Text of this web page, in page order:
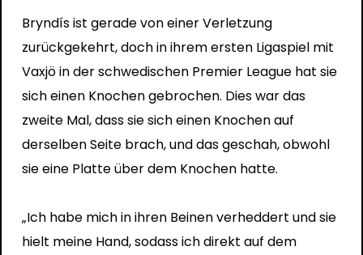
Bryndís ist gerade von einer Verletzung
zurückgekehrt, doch in ihrem ersten Ligaspiel mit
Vaxjö in der schwedischen Premier League hat sie
sich einen Knochen gebrochen. Dies war das
zweite Mal, dass sie sich einen Knochen auf
derselben Seite brach, und das geschah, obwohl
sie eine Platte über dem Knochen hatte.
„Ich habe mich in ihren Beinen verheddert und sie
hielt meine Hand, sodass ich direkt auf dem